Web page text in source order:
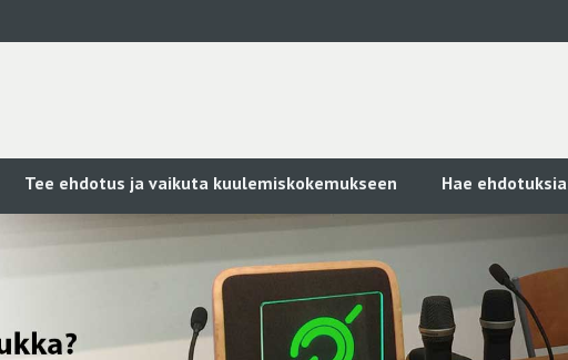
Tee ehdotus ja vaikuta kuulemiskokemukseen Hae ehdotuksia